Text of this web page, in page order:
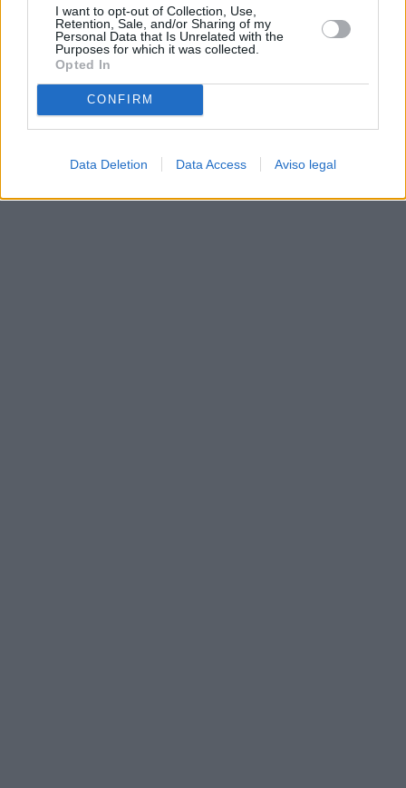
I want to opt-out of Collection, Use,
Retention, Sale, and/or Sharing of my
Personal Data that Is Unrelated with the
Purposes for which it was collected.
Opted In
CONFIRM
Data Deletion Data Access Aviso legal